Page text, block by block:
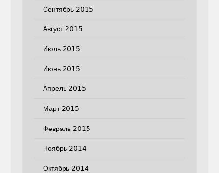
Сентябрь 2015
Август 2015
Июль 2015
Июнь 2015
Апрель 2015
Март 2015
Февраль 2015
Ноябрь 2014
Октябрь 2014